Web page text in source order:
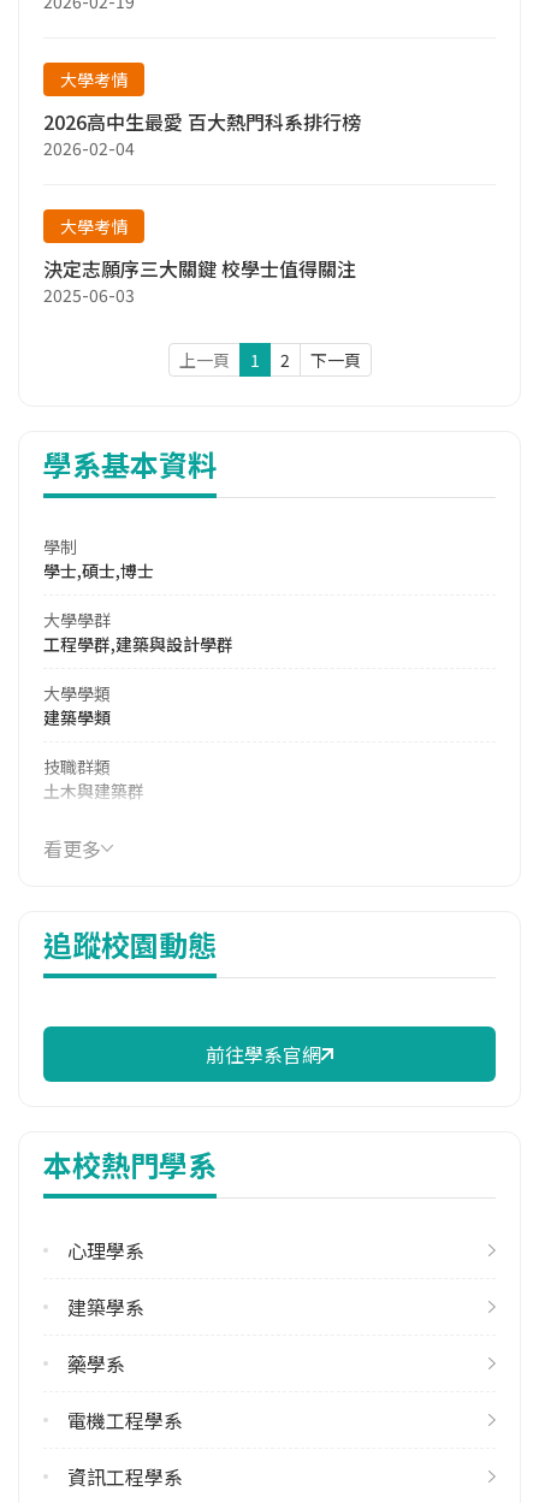
大學考情
2026高中生最愛 百大熱門科系排行榜
2026-02-04
大學考情
決定志願序三大關鍵 校學士值得關注
2025-06-03
上一頁 1 2 下一頁
學系基本資料
學制
學士,碩士,博士
大學學群
工程學群,建築與設計學群
大學學類
建築學類
技職群類
土木與建築群
114年學費
17,990 元/學期
11,500 元/學期
114年註冊率
113學年度上學期
113學年度下學期
3
雙主修人數
7
113學年度下學期
(06)2757575 #54101
看更多
追蹤校園動態
前往學系官網
本校熱門學系
心理學系
建築學系
藥學系
電機工程學系
資訊工程學系